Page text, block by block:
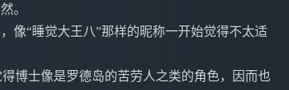
。
像“睡觉大王八”那样的昵称一开始觉得不太适
博士像是罗德岛的苦劳人之类的角色，因而也